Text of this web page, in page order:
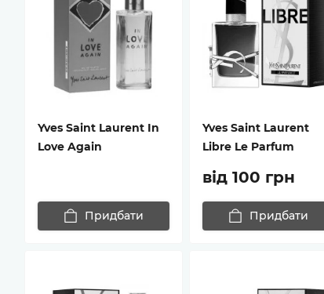
Yves Saint Laurent In
Love Again
Придбати
Yves Saint Laurent
Libre Le Parfum
від 100 грн
Придбати